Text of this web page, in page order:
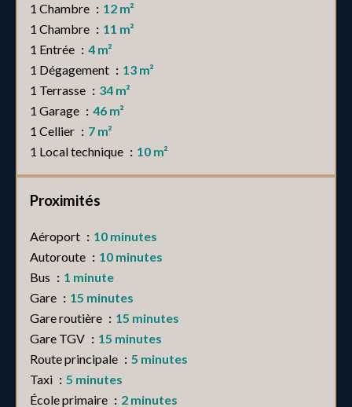
1 Chambre
12 m²
1 Chambre
11 m²
1 Entrée
4 m²
1 Dégagement
13 m²
1 Terrasse
34 m²
1 Garage
46 m²
1 Cellier
7 m²
1 Local technique
10 m²
Proximités
Aéroport
10 minutes
Autoroute
10 minutes
Bus
1 minute
Gare
15 minutes
Gare routière
15 minutes
Gare TGV
15 minutes
Route principale
5 minutes
Taxi
5 minutes
École primaire
2 minutes